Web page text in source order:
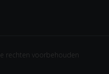
rechten voorbehouden